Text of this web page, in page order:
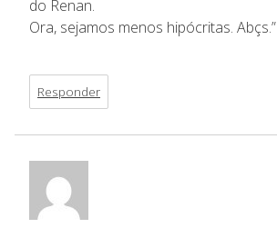
do Renan.
Ora, sejamos menos hipócritas. Abçs.”
Responder